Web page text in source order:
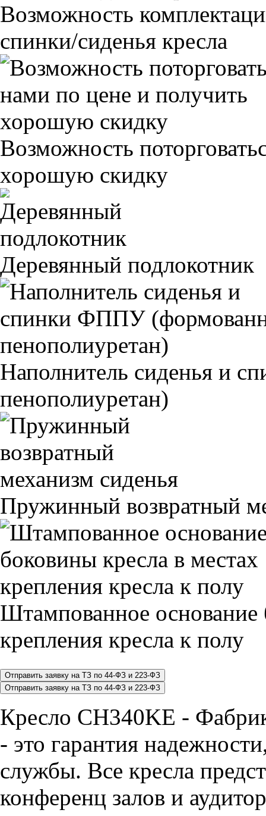
Возможность
спинки/сиденья кресла
Возможность
хорошую скидку
Деревянный подлокотник
Наполнитель сиденья и
пенополиуретан)
Пружинный возвратный
Штампованное основание
крепления кресла к полу
Кресло CH340KE -
- это гарантия
службы. Все кресла
конференц залов и